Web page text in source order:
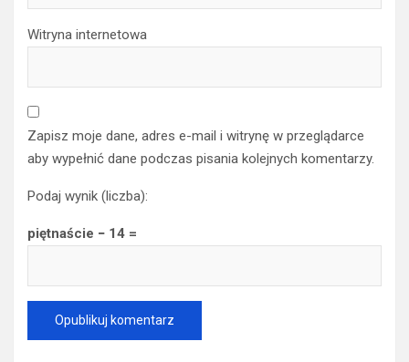
Witryna internetowa
Zapisz moje dane, adres e-mail i witrynę w przeglądarce
aby wypełnić dane podczas pisania kolejnych komentarzy.
Podaj wynik (liczba):
piętnaście − 14 =